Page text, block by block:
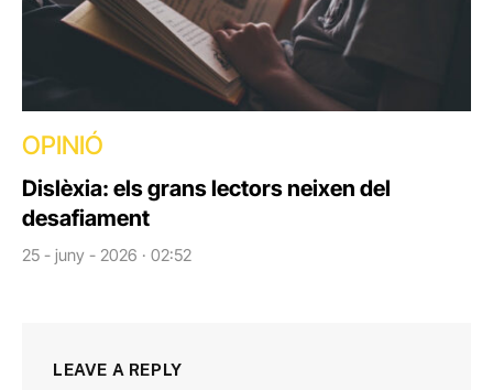
OPINIÓ
Dislèxia: els grans lectors neixen del
desafiament
25 - juny - 2026 · 02:52
LEAVE A REPLY